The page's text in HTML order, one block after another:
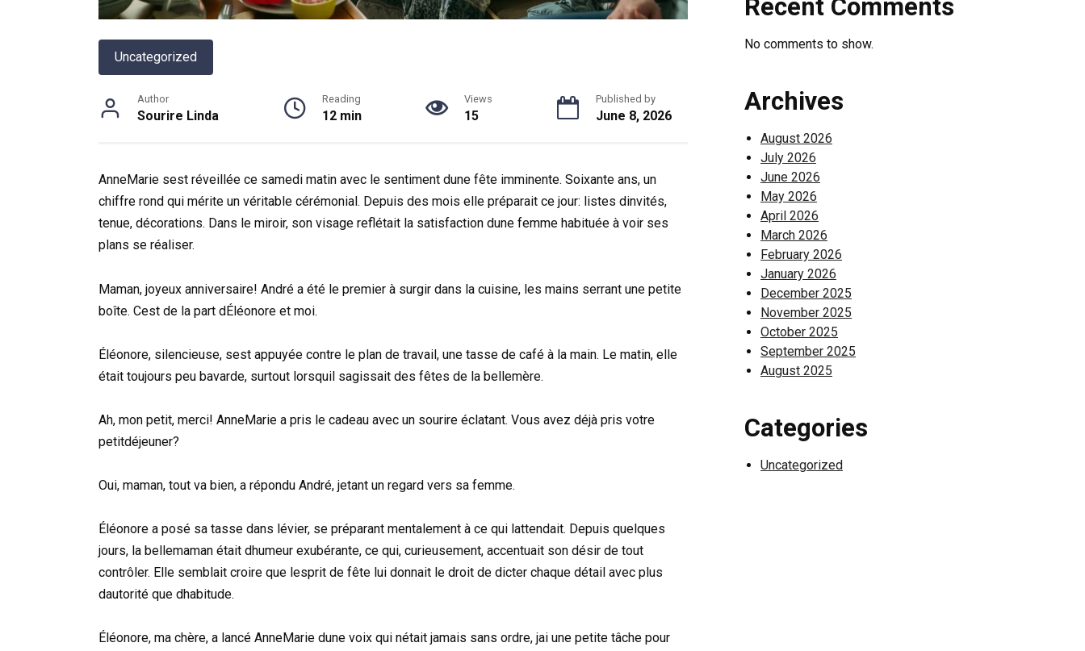
Uncategorized
Author
Sourire Linda
Reading
12 min
Views
15
Published by
June 8, 2026
AnneMarie sest réveillée ce samedi matin avec le sentiment dune fête imminente. Soixante ans, un
chiffre rond qui mérite un véritable cérémonial. Depuis des mois elle préparait ce jour: listes dinvités,
tenue, décorations. Dans le miroir, son visage reflétait la satisfaction dune femme habituée à voir ses
plans se réaliser.
Maman, joyeux anniversaire! André a été le premier à surgir dans la cuisine, les mains serrant une petite
boîte. Cest de la part dÉléonore et moi.
Éléonore, silencieuse, sest appuyée contre le plan de travail, une tasse de café à la main. Le matin, elle
était toujours peu bavarde, surtout lorsquil sagissait des fêtes de la bellemère.
Ah, mon petit, merci! AnneMarie a pris le cadeau avec un sourire éclatant. Vous avez déjà pris votre
petitdéjeuner?
Oui, maman, tout va bien, a répondu André, jetant un regard vers sa femme.
Éléonore a posé sa tasse dans lévier, se préparant mentalement à ce qui lattendait. Depuis quelques
jours, la bellemaman était dhumeur exubérante, ce qui, curieusement, accentuait son désir de tout
contrôler. Elle semblait croire que lesprit de fête lui donnait le droit de dicter chaque détail avec plus
dautorité que dhabitude.
Éléonore, ma chère, a lancé AnneMarie dune voix qui nétait jamais sans ordre, jai une petite tâche pour
Recent Comments
No comments to show.
Archives
August 2026
July 2026
June 2026
May 2026
April 2026
March 2026
February 2026
January 2026
December 2025
November 2025
October 2025
September 2025
August 2025
Categories
Uncategorized
matin,